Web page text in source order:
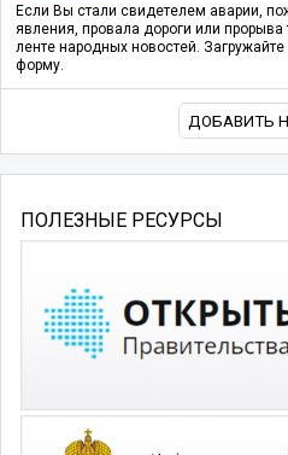
Если Вы стали свидетелем аварии,
явления, провала дороги или
ленте народных новостей.
форму.
ДОБАВИТЬ
ПОЛЕЗНЫЕ РЕСУРСЫ